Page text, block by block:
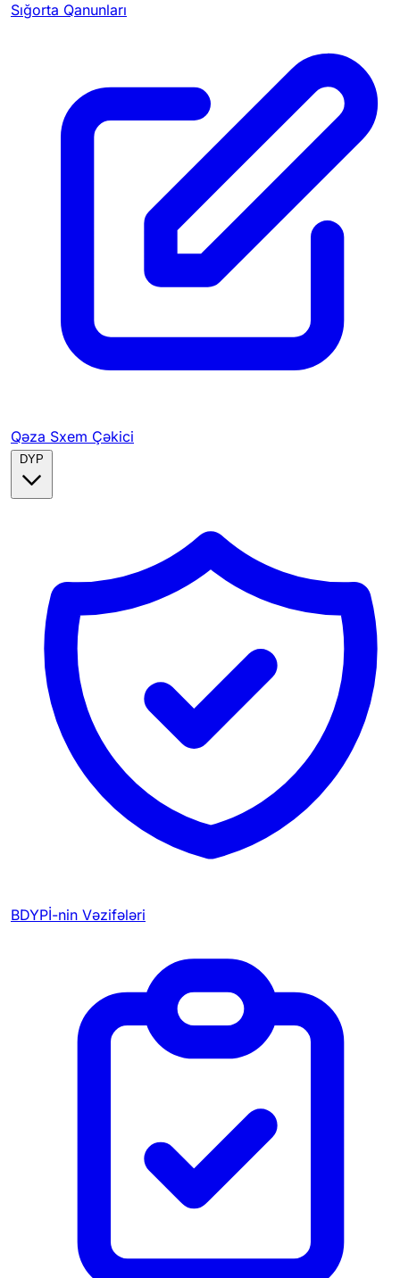
Sığorta Qanunları
Qəza Sxem Çəkici
DYP
BDYPİ-nin Vəzifələri